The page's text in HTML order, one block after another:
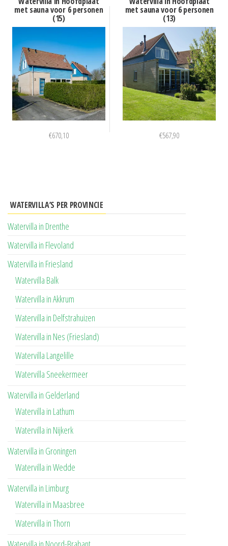
met sauna voor 6 personen
(15)
€670,10
met sauna voor 6 personen
(13)
€567,90
WATERVILLA’S PER PROVINCIE
Watervilla in Drenthe
Watervilla in Flevoland
Watervilla in Friesland
Watervilla Balk
Watervilla in Akkrum
Watervilla in Delfstrahuizen
Watervilla in Nes (Friesland)
Watervilla Langelille
Watervilla Sneekermeer
Watervilla in Gelderland
Watervilla in Lathum
Watervilla in Nijkerk
Watervilla in Groningen
Watervilla in Wedde
Watervilla in Limburg
Watervilla in Maasbree
Watervilla in Thorn